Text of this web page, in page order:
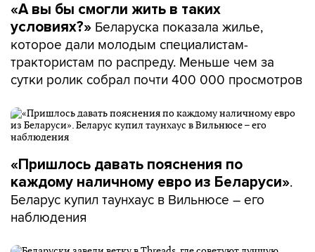
«А вы бы смогли жить в таких
условиях?» Беларуска показала жилье,
которое дали молодым специалистам-
трактористам по распреду. Меньше чем за
сутки ролик собрал почти 400 000 просмотров
«Пришлось давать пояснения по
каждому наличному евро из Беларуси».
Беларус купил таунхаус в Вильнюсе – его
наблюдения